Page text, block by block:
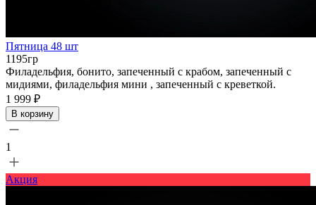
Пятница 48 шт
1195гр
Филадельфия, бонито, запеченный с крабом, запеченный с
мидиями, филадельфия мини , запеченный с креветкой.
1 999 ₽
В корзину
1
Акция